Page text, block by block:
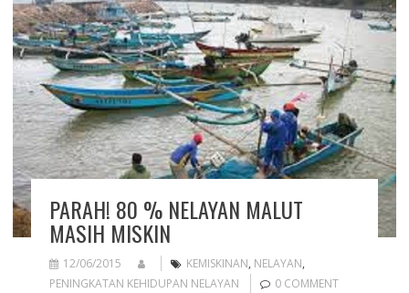
PARAH! 80 % NELAYAN MALUT
MASIH MISKIN
12/06/2015 KEMISKINAN, NELAYAN,
PENINGKATAN KEHIDUPAN NELAYAN
0 COMMENT